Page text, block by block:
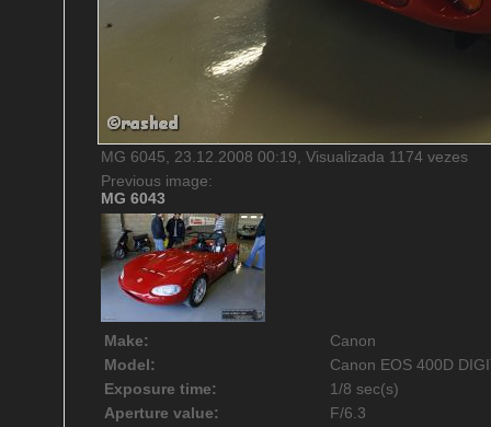
MG 6045, 23.12.2008 00:19, Visualizada 1174 vezes
Previous image:
MG 6043
Make:
Canon
Model:
Canon EOS 400D
Exposure time:
1/8 sec(s)
Aperture value:
F/6.3